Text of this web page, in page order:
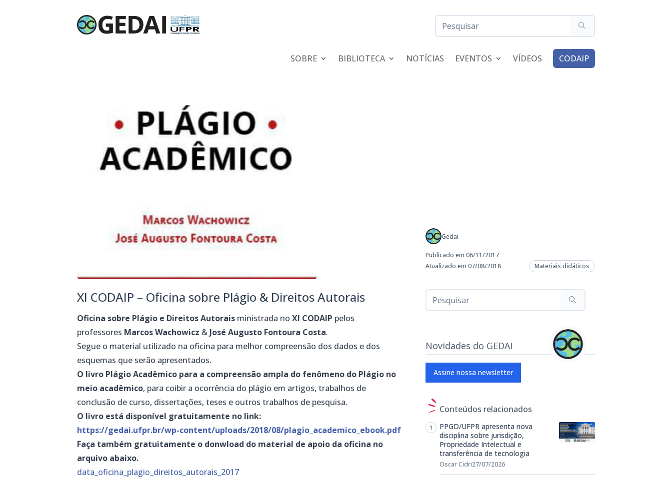
SOBRE BIBLIOTECA NOTÍCIAS EVENTOS VÍDEOS CODAIP
XI CODAIP – Oficina sobre Plágio & Direitos Autorais
Oficina sobre Plágio e Direitos Autorais ministrada noXI CODAIP pelos
professores Marcos Wachowicz & José Augusto Fontoura Costa.
Segue o material utilizado na oficina para melhor compreensão dos dados e dos
esquemas que serão apresentados.
O livro Plágio Acadêmico para a compreensão ampla do fenômeno do Plágio no
meio acadêmico, para coibir a ocorrência do plágio em artigos, trabalhos de
conclusão de curso, dissertações, teses e outros trabalhos de pesquisa.
O livro está disponível gratuitamente no link:
https://gedai.ufpr.br/wp-content/uploads/2018/08/plagio_academico_ebook.pdf
Faça também gratuitamente o donwload do material de apoio da oficina no
arquivo abaixo.
data_oficina_plagio_direitos_autorais_2017
Gedai
Publicado em 06/11/2017
Atualizado em 07/08/2018
Materiais didáticos
Novidades do GEDAI
Assine nossa newsletter
Conteúdos relacionados
PPGD/UFPR apresenta nova
disciplina sobre jurisdição,
Propriedade Intelectual e
transferência de tecnologia
Oscar Cidri27/07/2026